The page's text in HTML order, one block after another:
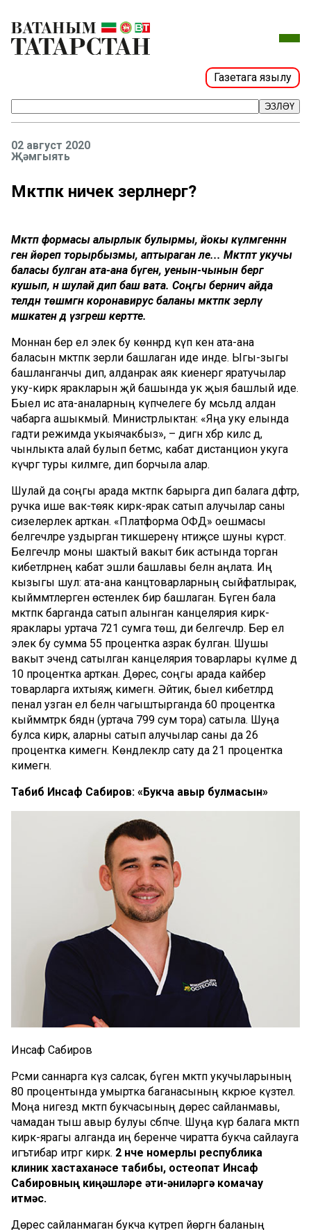
Газетага язылу
ЭЗЛӘҮ
02 август 2020
Җәмгыять
Мәктәпкә ничек әзерләнергә?
Мәктәп формасы алырлык булырмы, йокы күлмәгеннән
генә йөреп торырбызмы, аптыраган әле... Мәктәптә укучы
баласы булган ата-ана бүген, уенын-чынын бергә
кушып, әнә шулай дип баш вата. Соңгы берничә айда
телдән төшмәгән коронавирус баланы мәктәпкә әзерләү
мәшәкатенә дә үзгәреш кертте.
Моннан бер ел элек бу көннәрдә күп кенә ата-ана
баласын мәктәпкә әзерли башлаган иде инде. Ыгы-зыгы
башланганчы дип, алданрак аяк киенергә яратучылар
уку-кирәк яракларын җәй башында ук җыя башлый иде.
Быел исә ата-аналарның күпчелеге бу мәсьәләдә алдан
чабарга ашыкмый. Министрлыктан: «Яңа уку елында
гадәти режимда укыячакбыз», – дигән хәбәр килсә дә,
чынлыкта алай булып бетмәс, кабат дистанцион укуга
күчәргә туры килмәгәе, дип борчыла алар.
Шулай да соңгы арада мәктәпкә барырга дип балага дәфтәр,
ручка ише вак-төяк кирәк-ярак сатып алучылар саны
сизелерлек арткан. «Платформа ОФД» оешмасы
белгечләре уздырган тикшеренү нәтиҗәсе шуны күрсәтә.
Белгечләр моны шактый вакыт бик астында торган
кибетләрнең кабат эшли башлавы белән аңлата. Иң
кызыгы шул: ата-ана канцтоварларның сыйфатлырак,
кыйммәтлерәгенә өстенлек бирә башлаган. Бүген бала
мәктәпкә барганда сатып алынган канцелярия кирәк-
яраклары уртача 721 сумга төшә, ди белгечләр. Бер ел
элек бу сумма 55 процентка азрак булган. Шушы
вакыт эчендә сатылган канцелярия товарлары күләме дә
10 процентка арткан. Дөрес, соңгы арада кайбер
товарларга ихтыяҗ кимегән. Әйтик, быел кибетләрдә
пенал узган ел белән чагыштырганда 60 процентка
кыйммәтрәк бәядән (уртача 799 сум тора) сатыла. Шуңа
булса кирәк, аларны сатып алучылар саны да 26
процентка кимегән. Көндәлекләр сату да 21 процентка
кимегән.
Табиб Инсаф Сабиров: «Букча авыр булмасын»
Инсаф Сабиров
Рәсми саннарга күз салсак, бүген мәктәп укучыларының
80 процентында умыртка баганасының кәкрәюе күзәтелә.
Моңа нигездә мәктәп букчасының дөрес сайланмавы,
чамадан тыш авыр булуы сәбәпче. Шуңа күрә балага мәктәп
кирәк-ярагы алганда иң беренче чиратта букча сайлауга
игътибар итәргә кирәк. 2 нче номерлы республика
клиник хастаханәсе табибы, остеопат Инсаф
Сабировның киңәшләре әти-әниләргә комачау
итмәс.
Дөрес сайланмаган букча күтәреп йөргән баланың